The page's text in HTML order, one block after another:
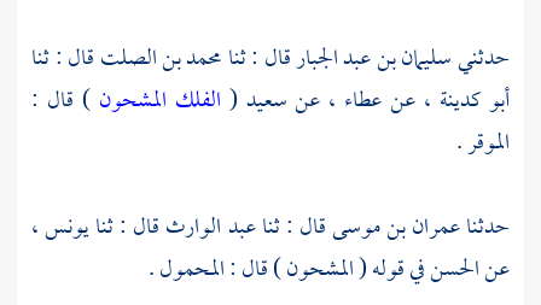
حدثنيسليمان بن عبد الجبارقال : ثنامحمد بن الصلتقال : ثنا
أبو كدينة ، عنعطاء ، عنسعيد ( الفلك المشحون ) قال :
الموقر .
حدثناعمران بن موسىقال : ثناعبد الوارثقال : ثنايونس ،
عنالحسنفي قوله ( المشحون ) قال : المحمول .